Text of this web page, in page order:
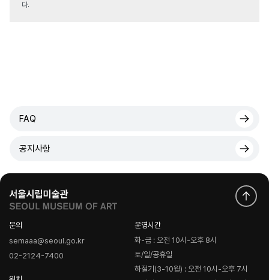
다.
FAQ
공지사항
문의
semaaa@seoul.go.kr
02-2124-7400
운영시간
화-금 : 오전 10시-오후 8시
토/일/공휴일
하절기(3-10월) : 오전 10시-오후 7시